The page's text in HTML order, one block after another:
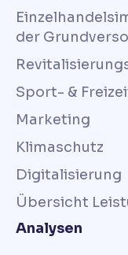
der
Sport- &
Marketing
Klimaschutz
Digitalisierung
Übersicht
Analysen